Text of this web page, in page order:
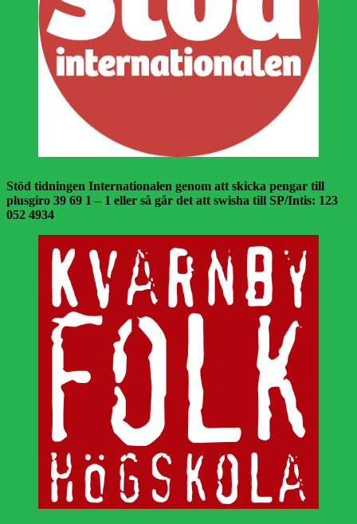
Stöd tidningen Internationalen genom att skicka pengar till
plusgiro 39 69 1 – 1 eller så går det att swisha till SP/Intis: 123
052 4934